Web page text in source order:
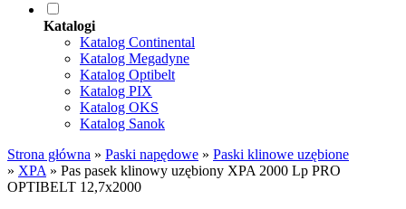
Katalogi
Katalog Continental
Katalog Megadyne
Katalog Optibelt
Katalog PIX
Katalog OKS
Katalog Sanok
Strona główna » Paski napędowe » Paski klinowe uzębione
» XPA » Pas pasek klinowy uzębiony XPA 2000 Lp PRO
OPTIBELT 12,7x2000